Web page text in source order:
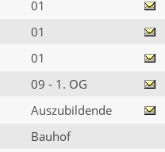
01
01
01
09 - 1. OG
Auszubildende
Bauhof